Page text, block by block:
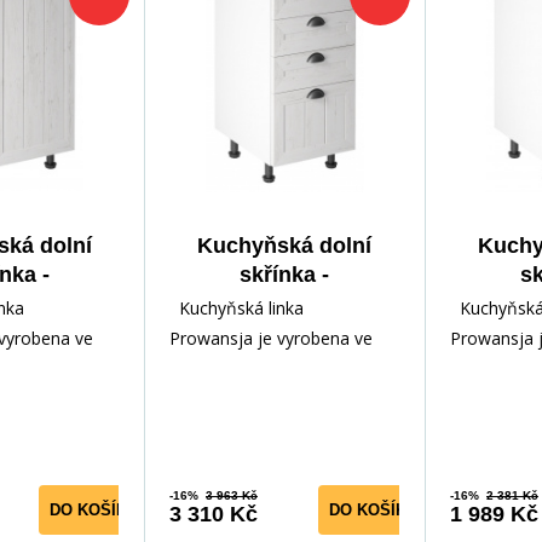
dolní
-
D40 -
Borovice
ve
DO KOŠÍKU
Kuchyňská dolní
skřínka -
PROWANSJA D40S4,
Bílá/Borovice
Kuchyňská linka
Prowansja je vyrobena ve
-16% 3 963 Kč
3 310 Kč DO KOŠÍKU
Pravá,
Prowansja
-16% 2 381 Kč
1 989 Kč